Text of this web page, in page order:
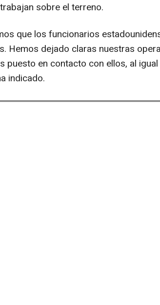
sobre el terreno.
que los funcionarios
Hemos dejado claras nuestras
puesto en contacto con ellos, al
indicado.